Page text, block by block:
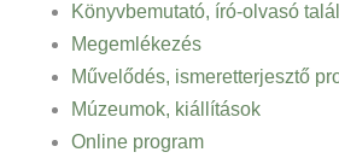
Könyvbemutató, író-olvasó
Megemlékezés
Művelődés, ismeretterjesztő
Múzeumok, kiállítások
Online program